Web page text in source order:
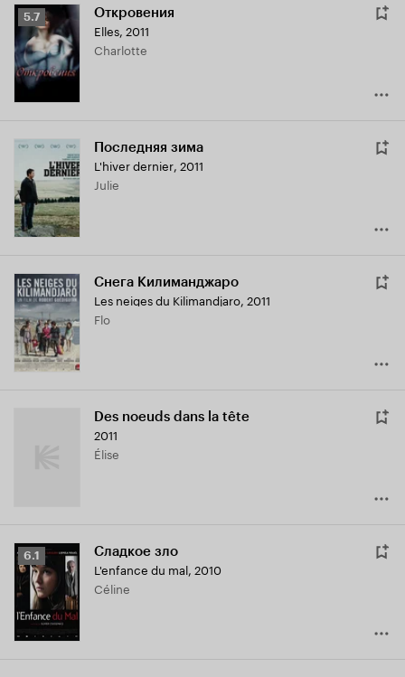
Рейтинг
Кинопоиска
5.7
5.7 Откровения
Elles, 2011
Charlotte
Последняя зима
L'hiver dernier, 2011
Julie
Снега Килиманджаро
Les neiges du Kilimandjaro, 2011
Flo
Des noeuds dans la tête
2011
Élise
Рейтинг
Кинопоиска
6.1
6.1 Сладкое зло
L'enfance du mal, 2010
Céline